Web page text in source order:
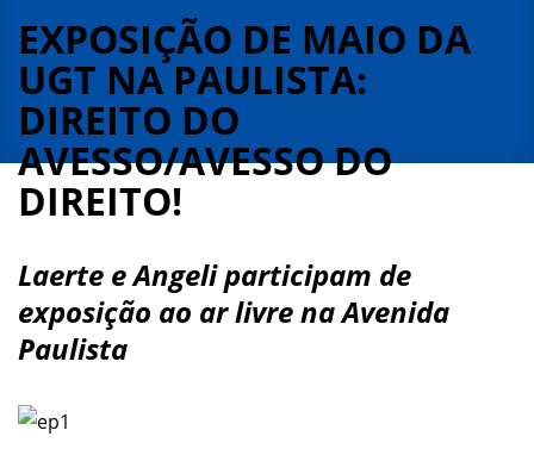
EXPOSIÇÃO DE MAIO DA
UGT NA PAULISTA:
DIREITO DO
AVESSO/AVESSO DO
DIREITO!
Laerte e Angeli participam de
exposição ao ar livre na Avenida
Paulista